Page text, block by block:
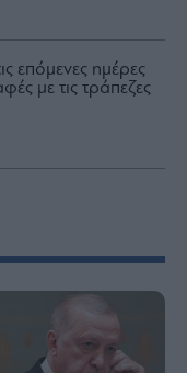
επόμενες ημέρες
με τις τράπεζες